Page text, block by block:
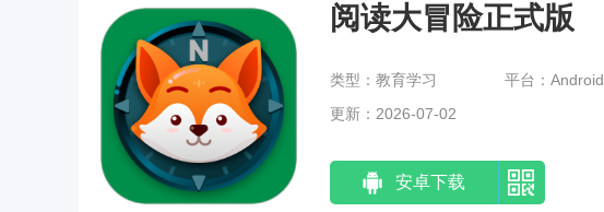
类型：教育学习 平台：Android
更新：2026-07-02
安卓下载
阅读大冒险正式版